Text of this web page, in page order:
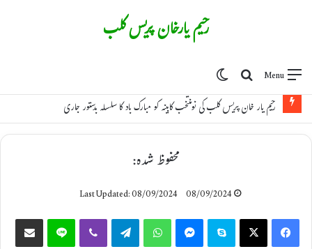
رحیم یارخان پریس کلب
Menu
Search for
رحیم یار خان پریس کلب کی نومنتخب کابینہ کو مبارک باد کا سلسلہ بدستور جاری
محفوظ شدہ:
08/09/2024
Last Updated: 08/09/2024
Facebook
X
Skype
WhatsApp
Telegram
Line